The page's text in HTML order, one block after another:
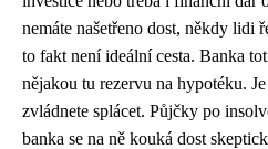
nemáte našetřeno dost, někdy lidi
to fakt není ideální cesta. Banka
nějakou tu rezervu na hypotéku.
zvládnete splácet. Půjčky po
banka se na ně kouká dost